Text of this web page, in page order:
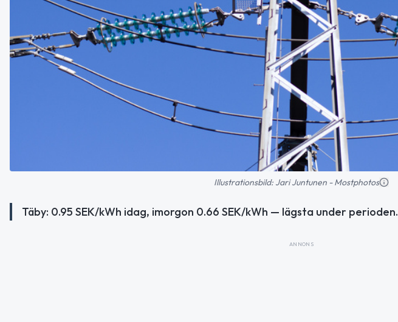
Illustrationsbild: Jari Juntunen - Mostphotos
Täby: 0.95 SEK/kWh idag, imorgon 0.66 SEK/kWh — lägsta under perioden.
ANNONS